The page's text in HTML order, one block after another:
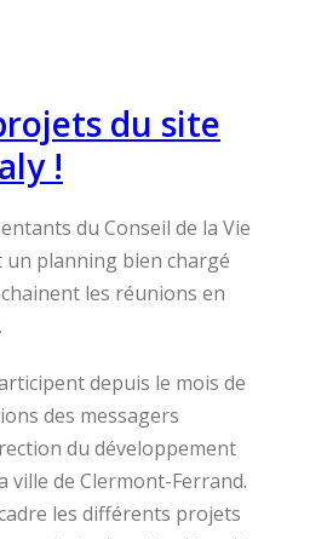
du site
!
du Conseil de la Vie
un planning bien chargé
les réunions en
depuis le mois de
des messagers
du développement
ville de Clermont-Ferrand.
les différents projets